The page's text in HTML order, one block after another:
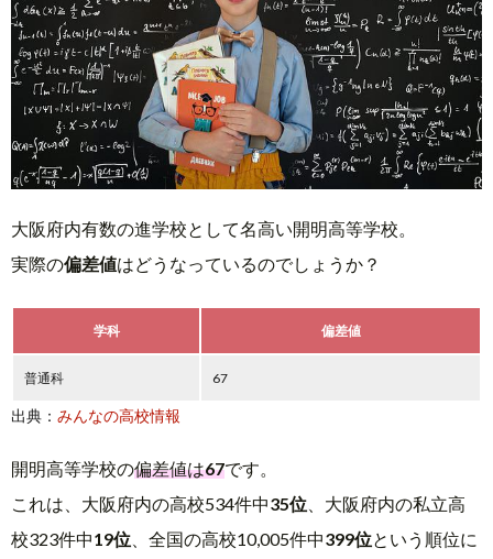
大阪府内有数の進学校として名高い開明高等学校。
実際の偏差値はどうなっているのでしょうか？
学科 偏差値
普通科 67
出典： みんなの高校情報
開明高等学校の偏差値は67です。
これは、大阪府内の高校534件中35位 、大阪府内の私立高
校323件中19位 、全国の高校10,005件中399位という順位に